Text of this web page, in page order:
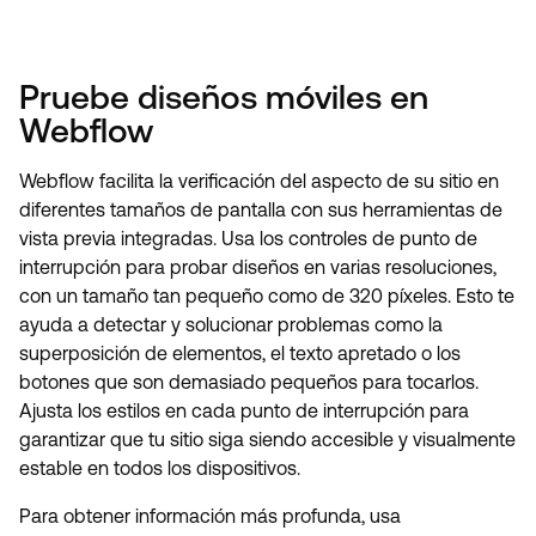
Pruebe diseños móviles en
Webflow
Webflow facilita la verificación del aspecto de su sitio en
diferentes tamaños de pantalla con sus herramientas de
vista previa integradas. Usa los controles de punto de
interrupción para probar diseños en varias resoluciones,
con un tamaño tan pequeño como de 320 píxeles. Esto te
ayuda a detectar y solucionar problemas como la
superposición de elementos, el texto apretado o los
botones que son demasiado pequeños para tocarlos.
Ajusta los estilos en cada punto de interrupción para
garantizar que tu sitio siga siendo accesible y visualmente
estable en todos los dispositivos.
Para obtener información más profunda, usa